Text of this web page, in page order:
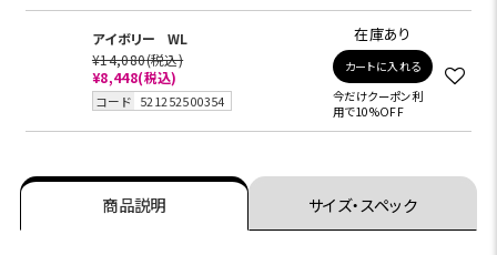
アイボリー
WL
¥14,080(税込)
¥8,448(税込)
コード 521252500354
在庫あり
カートに入れる
今だけクーポン利
用で10%OFF
商品説明 サイズ・スペック